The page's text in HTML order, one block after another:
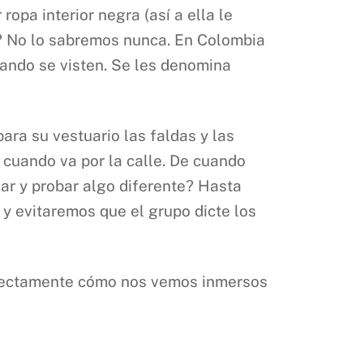
ropa interior negra (así a ella le
lo sabremos nunca. En Colombia
se visten. Se les denomina
su vestuario las faldas y las
va por la calle. De cuando
y probar algo diferente? Hasta
evitaremos que el grupo dicte los
cómo nos vemos inmersos